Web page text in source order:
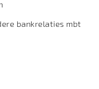
bankrelaties mbt